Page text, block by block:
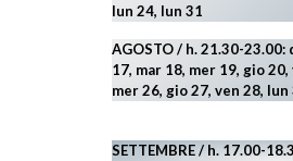
lun 24, lun 31
AGOSTO/ h. 21.30-23.00:
17, mar 18, mer 19, gio
mer 26, gio 27, ven 28, lun
SETTEMBRE / h. 17.00-